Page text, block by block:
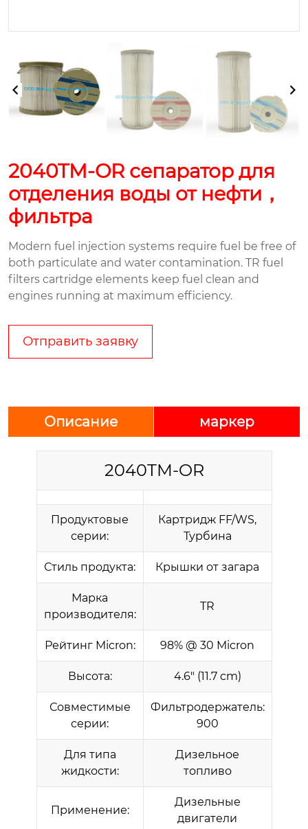
2040TM-OR сепаратор для
отделения воды от нефти，
фильтра
Modern fuel injection systems require fuel be free of
both particulate and water contamination. TR fuel
filters cartridge elements keep fuel clean and
engines running at maximum efficiency.
Отправить заявку
Описание маркер
2040TM-OR
Продуктовые
серии:
Картридж FF/WS,
Турбина
Стиль продукта: Крышки от загара
Марка
производителя:
TR
Рейтинг Micron: 98% @ 30 Micron
Высота: 4.6″ (11.7 cm)
Совместимые
серии:
Фильтродержатель:
900
Для типа
жидкости:
Дизельное
топливо
Применение:
Дизельные
двигатели